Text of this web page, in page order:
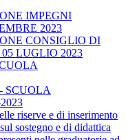
IMPEGNI
2023
CONSIGLIO DI
LUGLIO 2023
SCUOLA
riserve e di inserimento
sostegno e di didattica